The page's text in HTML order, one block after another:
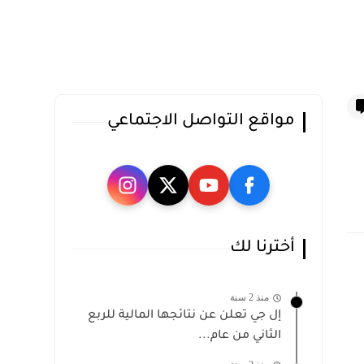
مواقع التواصل الاجتماعي
أخترنا لك
منذ 2 سنة
إل جي تعلن عن نتائجها المالية للربع
الثاني من عام...